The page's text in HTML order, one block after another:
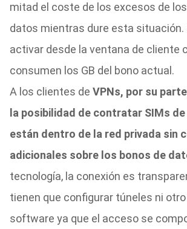
mitad el coste de los excesos de
datos mientras dure esta situación.
activar desde la ventana de cliente
consumen los GB del bono actual.
A los clientes de VPNs, por su
la posibilidad de contratar SIMs
están dentro de la red privada sin
adicionales sobre los bonos de
tecnología, la conexión es
tienen que configurar túneles ni
software ya que el acceso se